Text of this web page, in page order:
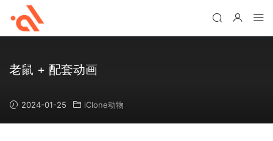
老鼠 + 配套动画
2024-01-25 iClone动物